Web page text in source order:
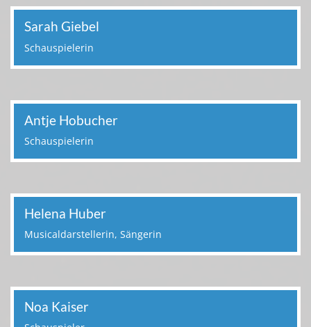
Sarah Giebel
Schauspielerin
Antje Hobucher
Schauspielerin
Helena Huber
Musicaldarstellerin, Sängerin
Noa Kaiser